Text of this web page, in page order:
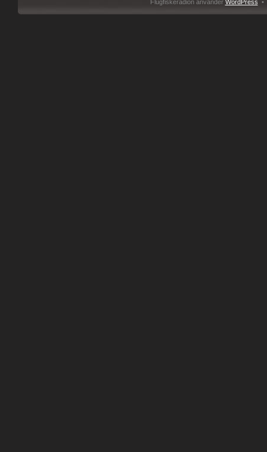
Flugfiskeradion använder WordPress •